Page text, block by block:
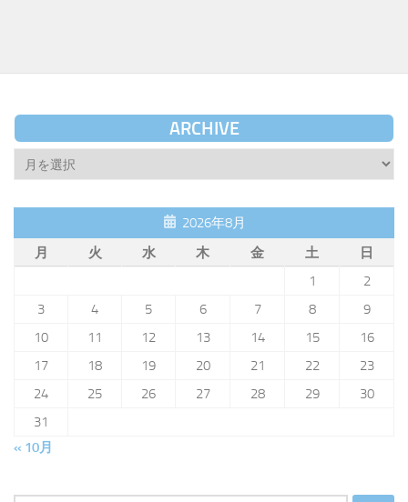
ARCHIVE
Archive
2026年8月
月
火 水 木 金 土
日
1
2
3
4 5 6 7 8
9
10
11 12 13 14 15
16
17
18 19 20 21 22
23
24
25 26 27 28 29
30
31
« 10月